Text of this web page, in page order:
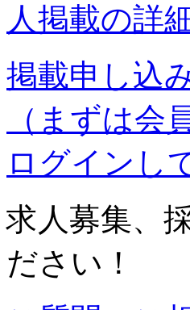
人掲載の詳
掲載申し込
（まずは会
ログインし
求人募集、
ださい！